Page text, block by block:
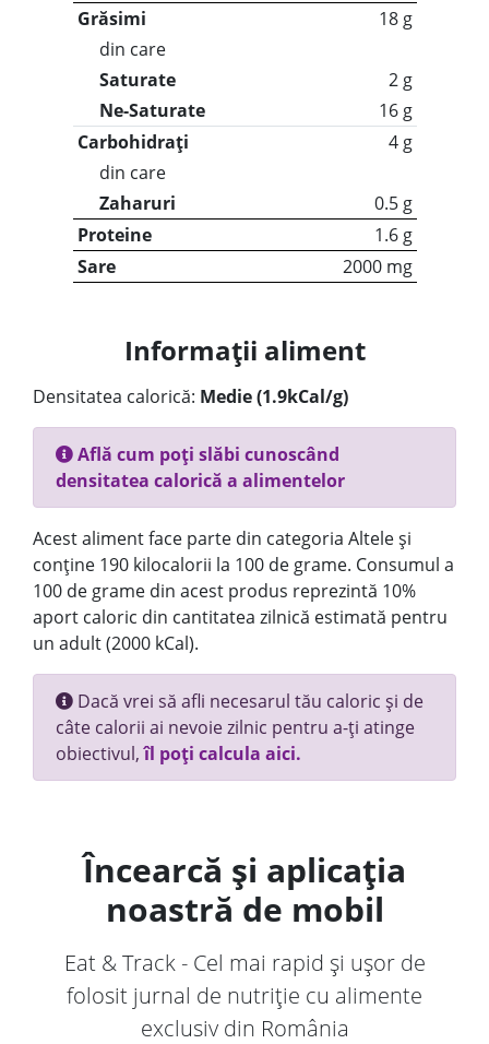
Grăsimi
18 g
din care
Saturate
2 g
Ne-Saturate
16 g
Carbohidrați
4 g
din care
Zaharuri
0.5 g
Proteine
1.6 g
Sare
2000 mg
Informații aliment
Densitatea calorică: Medie (1.9kCal/g)
Află cum poți slăbi cunoscând
densitatea calorică a alimentelor
Acest aliment face parte din categoria Altele și
conține 190 kilocalorii la 100 de grame. Consumul a
100 de grame din acest produs reprezintă 10%
aport caloric din cantitatea zilnică estimată pentru
un adult (2000 kCal).
Dacă vrei să afli necesarul tău caloric și de
câte calorii ai nevoie zilnic pentru a-ți atinge
obiectivul,îl poți calcula aici.
Încearcă și aplicația
noastră de mobil
Eat & Track - Cel mai rapid și ușor de
folosit jurnal de nutriție cu alimente
exclusiv din România